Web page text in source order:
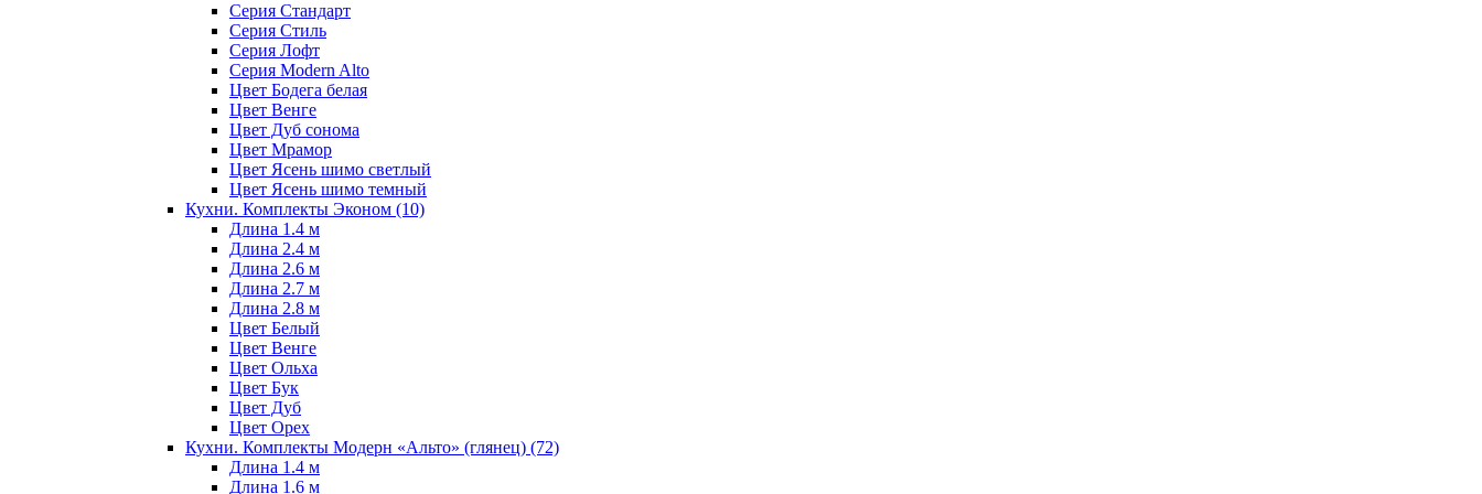
Серия Стандарт
Серия Стиль
Серия Лофт
Серия Modern Alto
Цвет Бодега белая
Цвет Венге
Цвет Дуб сонома
Цвет Мрамор
Цвет Ясень шимо светлый
Цвет Ясень шимо темный
Кухни. Комплекты Эконом (10)
Длина 1.4 м
Длина 2.4 м
Длина 2.6 м
Длина 2.7 м
Длина 2.8 м
Цвет Белый
Цвет Венге
Цвет Ольха
Цвет Бук
Цвет Дуб
Цвет Орех
Кухни. Комплекты Модерн «Альто» (глянец) (72)
Длина 1.4 м
Длина 1.6 м